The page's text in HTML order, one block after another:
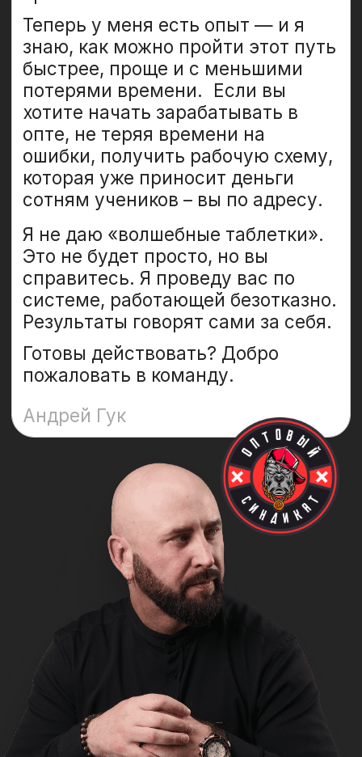
Пройти бесплатный интенсив
Вас окружают 20 000+
поставщиков,готовых
платить комиссии за
сделкии давать
дилерские скидки
Заходите в мир больших денег
при помощи опытного наставника
Получайте прибыль с оптовых
агентских сделок и на дилерских
Начните зарабатывать
на опте, не закупая товары
Клуб «Оптовый